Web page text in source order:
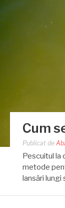
Cum
Publicat de
Pescuitul la
metode
lansări